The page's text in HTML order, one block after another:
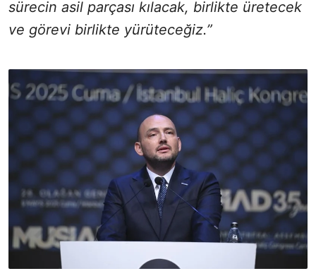
sürecin asil parçası kılacak, birlikte üretecek
ve görevi birlikte yürüteceğiz.”